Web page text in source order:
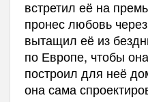
встретил её на
пронес любовь
вытащил её из
по Европе, чтобы
построил для неё
она сама